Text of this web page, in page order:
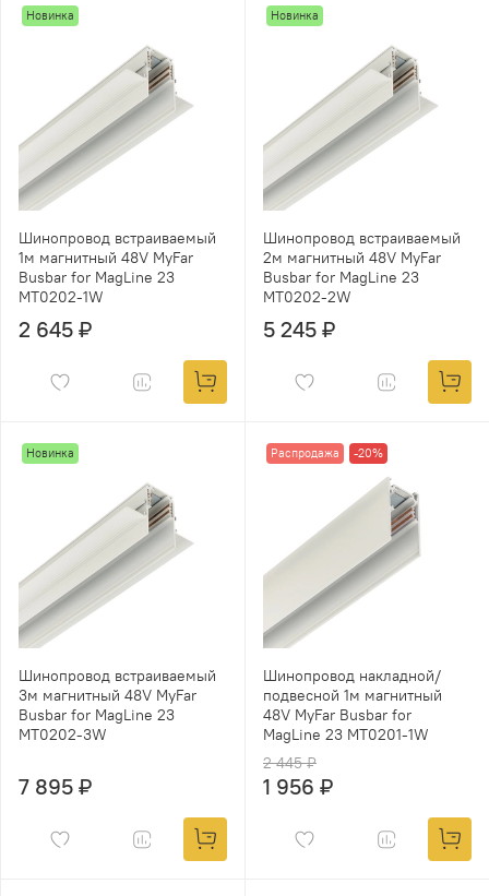
Новинка
Шинопровод встраиваемый
1м магнитный 48V MyFar
Busbar for MagLine 23
MT0202-1W
2 645 ₽
Новинка
Шинопровод встраиваемый
2м магнитный 48V MyFar
Busbar for MagLine 23
MT0202-2W
5 245 ₽
Новинка
Шинопровод встраиваемый
3м магнитный 48V MyFar
Busbar for MagLine 23
MT0202-3W
7 895 ₽
Распродажа -20%
Шинопровод накладной/
подвесной 1м магнитный
48V MyFar Busbar for
MagLine 23 MT0201-1W
2 445 ₽
1 956 ₽